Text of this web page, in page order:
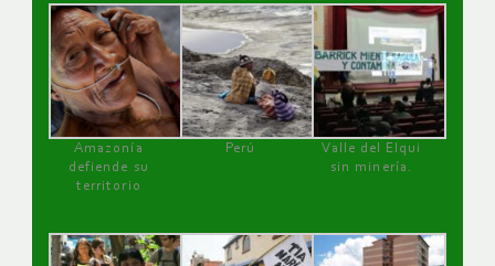
Amazonía
defiende su
territorio
Perú
Valle del Elqui
sin minería.